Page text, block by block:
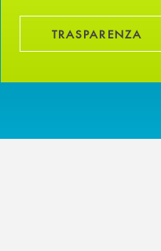
TRASPARENZA